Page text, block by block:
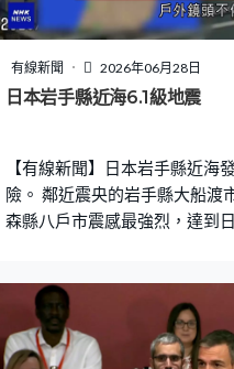
有線新聞 2026年06月28日
日本岩手縣近海6.1級地震
【有線新聞】日本岩手縣近海
險。 鄰近震央的岩手縣大船渡
森縣八戶市震感最強烈，達到
早苗下令官員盡快掌握災情。
震，逾10人受傷。